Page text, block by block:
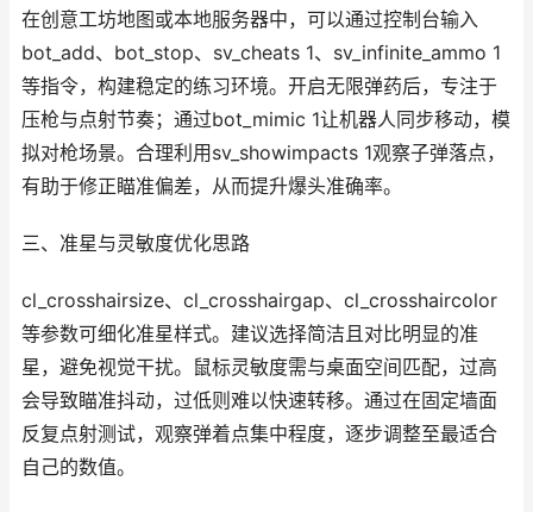
在创意工坊地图或本地服务器中，可以通过控制台输入
bot_add、bot_stop、sv_cheats 1、sv_infinite_ammo 1
等指令，构建稳定的练习环境。开启无限弹药后，专注于
压枪与点射节奏；通过bot_mimic 1让机器人同步移动，模
拟对枪场景。合理利用sv_showimpacts 1观察子弹落点，
有助于修正瞄准偏差，从而提升爆头准确率。
三、准星与灵敏度优化思路
cl_crosshairsize、cl_crosshairgap、cl_crosshaircolor
等参数可细化准星样式。建议选择简洁且对比明显的准
星，避免视觉干扰。鼠标灵敏度需与桌面空间匹配，过高
会导致瞄准抖动，过低则难以快速转移。通过在固定墙面
反复点射测试，观察弹着点集中程度，逐步调整至最适合
自己的数值。